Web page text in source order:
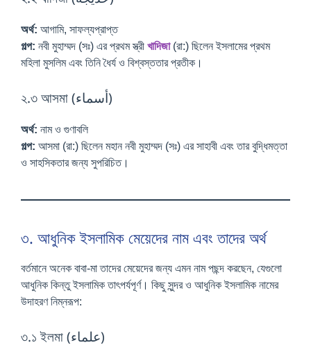
অর্থ: আগামি, সাফল্যপ্রাপ্ত
গল্প: নবী মুহাম্মদ (সঃ) এর প্রথম স্ত্রী খাদিজা(রা:) ছিলেন ইসলামের প্রথম
মহিলা মুসলিম এবং তিনি ধৈর্য ও বিশ্বস্ততার প্রতীক।
২.৩ আসমা (أسماء)
অর্থ: নাম ও গুণাবলি
গল্প: আসমা (রা:) ছিলেন মহান নবী মুহাম্মদ (সঃ) এর সাহাবী এবং তার বুদ্ধিমত্তা
ও সাহসিকতার জন্য সুপরিচিত।
৩. আধুনিক ইসলামিক মেয়েদের নাম এবং তাদের অর্থ
বর্তমানে অনেক বাবা-মা তাদের মেয়েদের জন্য এমন নাম পছন্দ করছেন, যেগুলো
আধুনিক কিন্তু ইসলামিক তাৎপর্যপূর্ণ। কিছু সুন্দর ও আধুনিক ইসলামিক নামের
উদাহরণ নিম্নরূপ:
৩.১ ইলমা (علماء)